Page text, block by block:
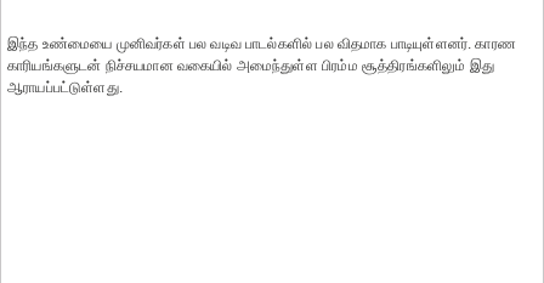
இந்த உண்மையை முனிவர்கள் பல வடிவ பாடல்களில் பல விதமாக பாடியுள்ளனர். காரண
காரியங்களுடன் நிச்சயமான வகையில் அமைந்துள்ள பிரம்ம சூத்திரங்களிலும் இது
ஆராயப்பட்டுள்ளது.